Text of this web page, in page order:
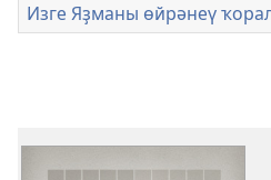
Изге Яҙманы өйрәнеү